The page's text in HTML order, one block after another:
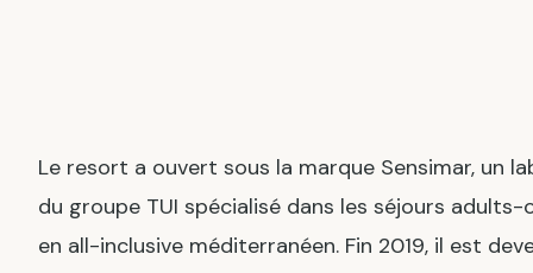
Le resort a ouvert sous la marque Sensimar, un
du groupe TUI spécialisé dans les séjours adults-
en all-inclusive méditerranéen. Fin 2019, il est